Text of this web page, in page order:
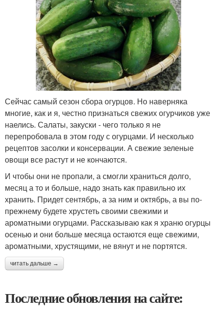
Сейчас самый сезон сбора огурцов. Но наверняка
многие, как и я, честно признаться свежих огурчиков уже
наелись. Салаты, закуски - чего только я не
перепробовала в этом году с огурцами. И несколько
рецептов засолки и консервации. А свежие зеленые
овощи все растут и не кончаются.
И чтобы они не пропали, а смогли храниться долго,
месяц а то и больше, надо знать как правильно их
хранить. Придет сентябрь, а за ним и октябрь, а вы по-
прежнему будете хрустеть своими свежими и
ароматными огурцами. Рассказываю как я храню огурцы
осенью и они больше месяца остаются еще свежими,
ароматными, хрустящими, не вянут и не портятся.
читать дальше →
Последние обновления на сайте: